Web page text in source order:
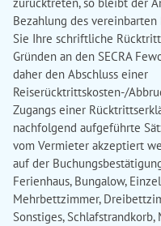
Bezahlung des
Sie Ihre schriftliche
Gründen an den SECRA
daher den Abschluss einer
Reiserücktrittskosten-/
Zugangs einer
nachfolgend aufgeführte
vom Vermieter akzeptiert
auf der
Ferienhaus, Bungalow,
Mehrbettzimmer,
Sonstiges,